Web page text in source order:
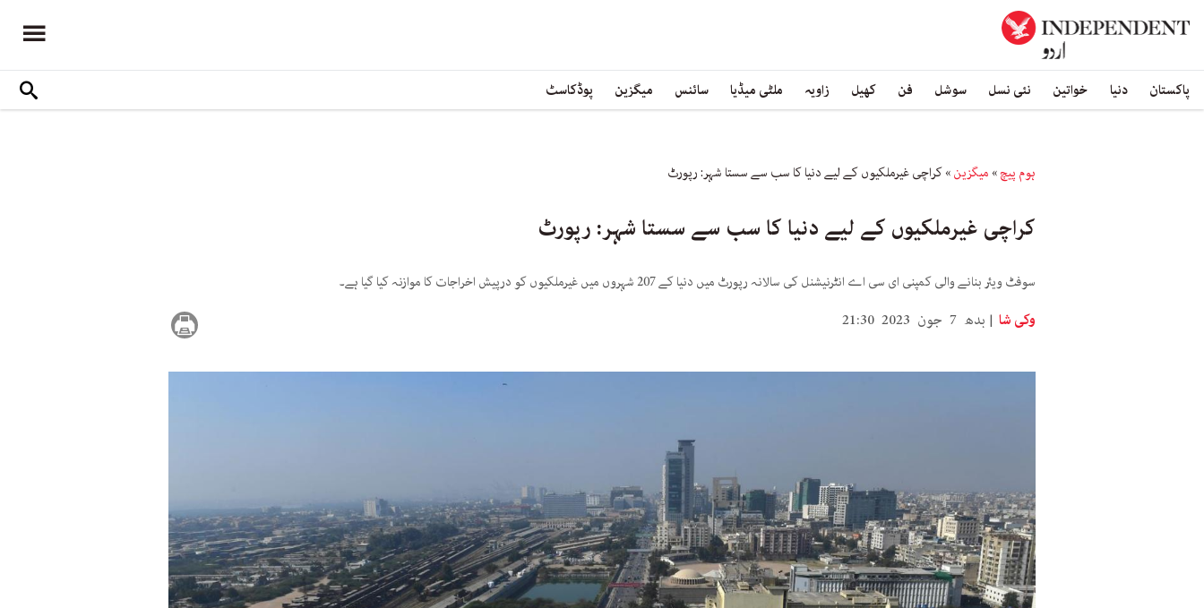
پاکستان دنیا خواتین نئی نسل سوشل فن کھیل زاویہ ملٹی میڈیا سائنس میگزین پوڈکاسٹ
ہوم پیچ» میگزین»کراچی غیرملکیوں کے لیے دنیا کا سب سے سستا شہر: رپورٹ
کراچی غیرملکیوں کے لیے دنیا کا سب سے سستا شہر: رپورٹ
سوفٹ ویئر بنانے والی کمپنی ای سی اے انٹرنیشنل کی سالانہ رپورٹ میں دنیا کے 207 شہروں میں غیرملکیوں کو درپیش اخراجات کا موازنہ کیا گیا ہے۔
وکی شا بدھ 7 جون 2023 21:30